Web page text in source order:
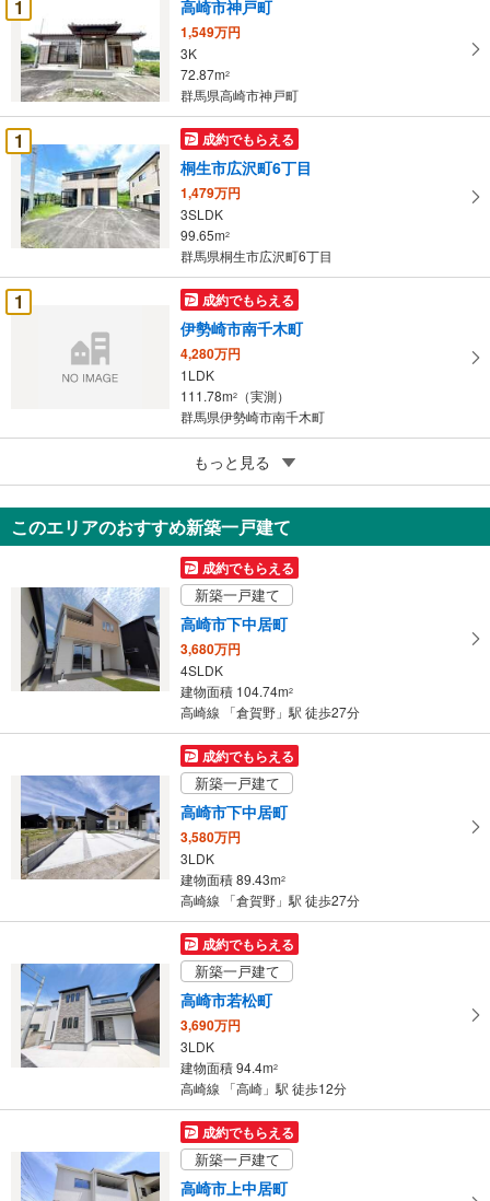
件
マ
イ
ペ
ー
ジ
に
保
存
す
る
1 高崎市神戸町
1,549万円
3K
72.87m2
群馬県高崎市神戸町
1 成約でもらえる
桐生市広沢町6丁目
1,479万円
3SLDK
99.65m2
群馬県桐生市広沢町6丁目
1 成約でもらえる
伊勢崎市南千木町
4,280万円
1LDK
111.78m2
（実測）
群馬県伊勢崎市南千木町
桐生市相生町3丁目
800万円
6DK
114.58m2（登記）
群馬県桐生市相生町3丁目
もっと見る
このエリアのおすすめ新築一戸建て
成約でもらえる
新築一戸建て
高崎市下中居町
3,680万円
4SLDK
建物面積 104.74m2
高崎線 「倉賀野」駅 徒歩27分
成約でもらえる
新築一戸建て
高崎市下中居町
3,580万円
3LDK
建物面積 89.43m2
高崎線 「倉賀野」駅 徒歩27分
成約でもらえる
新築一戸建て
高崎市若松町
3,690万円
3LDK
建物面積 94.4m2
高崎線 「高崎」駅 徒歩12分
成約でもらえる
新築一戸建て
高崎市上中居町